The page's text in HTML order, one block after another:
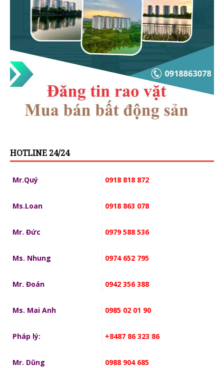
HOTLINE 24/24
Mr.Quý 0918 818 872
Ms.Loan 0918 863 078
Mr. Đức 0979 588 536
Ms. Nhung 0974 652 795
Mr. Đoán 0942 356 388
Ms. Mai Anh 0985 02 01 90
Pháp lý: +8487 86 323 86
Mr. Dũng 0988 904 685